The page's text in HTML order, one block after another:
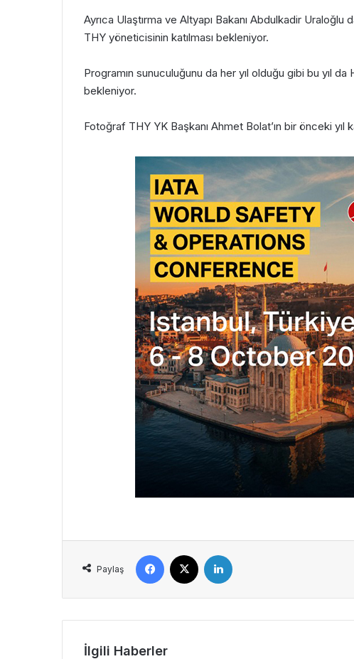
Ayrıca Ulaştırma ve Altyapı Bakanı Abdulkadir
THY yöneticisinin katılması bekleniyor.
Programın sunuculuğunu da her yıl olduğu gibi bu yıl
bekleniyor.
Fotoğraf THY YK Başkanı Ahmet Bolat’ın bir önceki
Paylaş
Facebook
İlgili Haberler